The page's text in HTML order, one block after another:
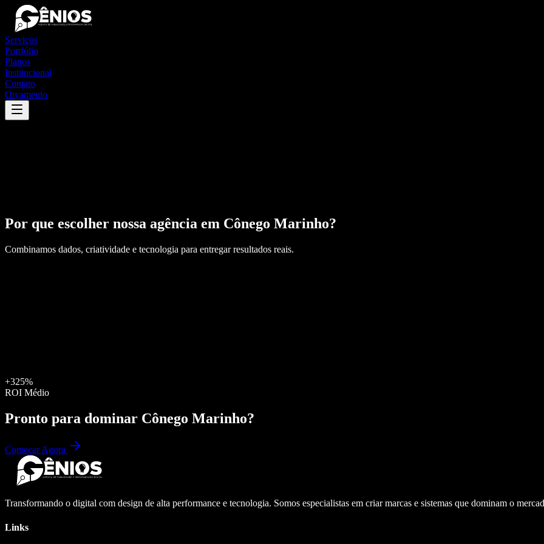
Serviços
Portfólio
Planos
Institucional
Contato
Orçamento
Por que escolher nossa agência em Cônego Marinho?
Combinamos dados, criatividade e tecnologia para entregar resultados reais.
+325%
ROI Médio
Pronto para dominar Cônego Marinho?
Começar Agora
Transformando o digital com design de alta performance e tecnologia. Somos especialistas em criar marcas e sistemas que dominam o
Links